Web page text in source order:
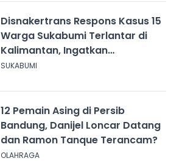
Disnakertrans Respons Kasus 15
Warga Sukabumi Terlantar di
Kalimantan, Ingatkan
Pentingnya Perjanjian Kerja
SUKABUMI
12 Pemain Asing di Persib
Bandung, Danijel Loncar Datang
dan Ramon Tanque Terancam?
OLAHRAGA